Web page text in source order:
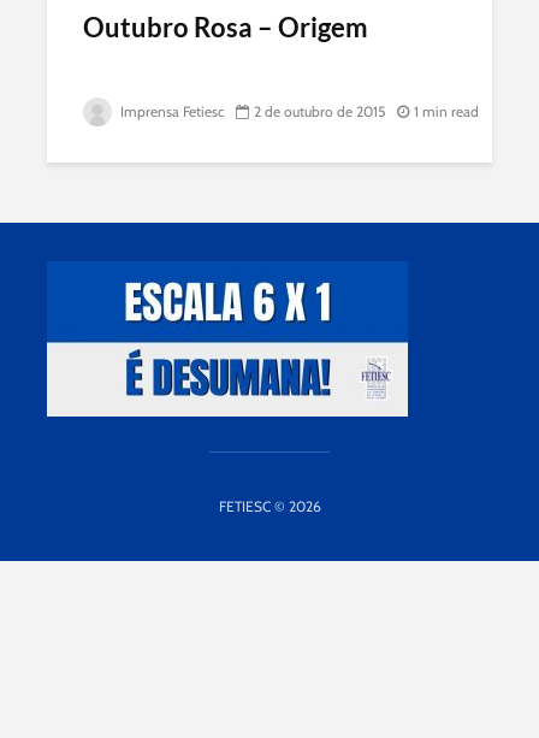
Outubro Rosa – Origem
Imprensa Fetiesc 2 de outubro de 2015 1 min read
FETIESC © 2026